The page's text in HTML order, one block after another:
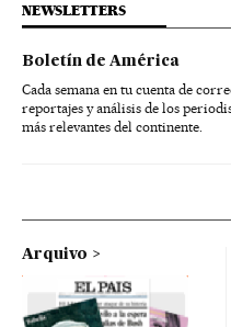
NEWSLETTERS
Boletín de América
Cada semana en tu cuenta de
reportajes y análisis de los
más relevantes del continente.
Arquivo